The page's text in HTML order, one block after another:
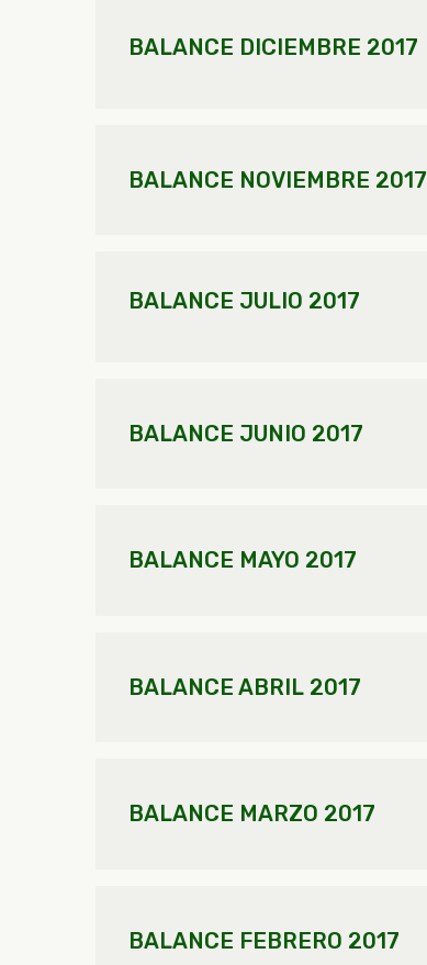
BALANCE DICIEMBRE 2017
BALANCE NOVIEMBRE 2017
BALANCE JULIO 2017
BALANCE JUNIO 2017
BALANCE MAYO 2017
BALANCE ABRIL 2017
BALANCE MARZO 2017
BALANCE FEBRERO 2017